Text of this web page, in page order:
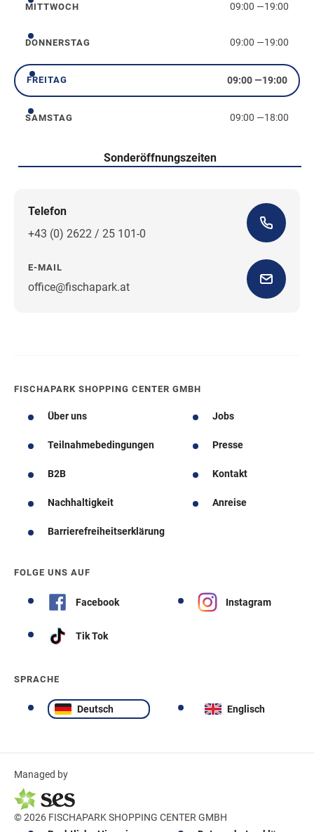
Mittwoch
MITTWOCH 09:00 —19:00
Donnerstag
DONNERSTAG 09:00 —19:00
Freitag
FREITAG 09:00—19:00
Samstag
SAMSTAG 09:00 —18:00
Sonderöffnungszeiten
Telefon
+43 (0) 2622 / 25 101-0
E-MAIL
office@fischapark.atWegbeschreibung
FISCHAPARK SHOPPING CENTER GMBH
Über uns Jobs
Teilnahmebedingungen Presse
B2B Kontakt
Nachhaltigkeit Anreise
Barrierefreiheitserklärung
FOLGE UNS AUF
Facebook Instagram
Tik Tok
SPRACHE
Deutsch Englisch
Managed by
© 2026 FISCHAPARK SHOPPING CENTER GMBH